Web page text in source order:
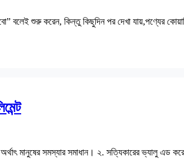
শুরু করেন, কিন্তু কিছুদিন পর দেখা যায়,পণ্যের
মানুষের সমস্যার সমাধান। ২. সত্যিকারের ভ্যালু